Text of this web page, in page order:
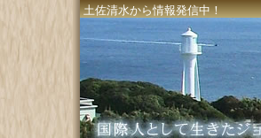
土佐清水から情報発信中！